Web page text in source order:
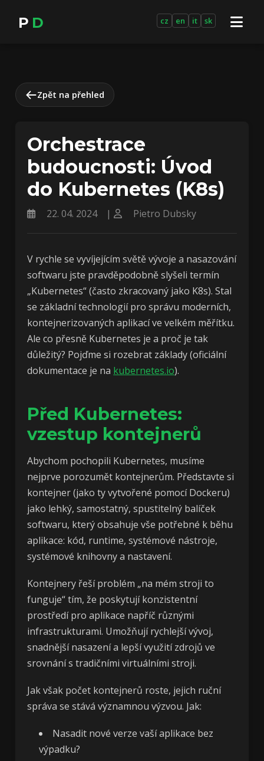
P D cz en it sk
Zpět na přehled
Orchestrace
budoucnosti: Úvod
do Kubernetes (K8s)
22. 04. 2024 | Pietro Dubsky
V rychle se vyvíjejícím světě vývoje a nasazování
softwaru jste pravděpodobně slyšeli termín
„Kubernetes“ (často zkracovaný jako K8s). Stal
se základní technologií pro správu moderních,
kontejnerizovaných aplikací ve velkém měřítku.
Ale co přesně Kubernetes je a proč je tak
důležitý? Pojďme si rozebrat základy (oficiální
dokumentace je na kubernetes.io).
Před Kubernetes:
vzestup kontejnerů
Abychom pochopili Kubernetes, musíme
nejprve porozumět kontejnerům. Představte si
kontejner (jako ty vytvořené pomocí Dockeru)
jako lehký, samostatný, spustitelný balíček
softwaru, který obsahuje vše potřebné k běhu
aplikace: kód, runtime, systémové nástroje,
systémové knihovny a nastavení.
Kontejnery řeší problém „na mém stroji to
funguje“ tím, že poskytují konzistentní
prostředí pro aplikace napříč různými
infrastrukturami. Umožňují rychlejší vývoj,
snadnější nasazení a lepší využití zdrojů ve
srovnání s tradičními virtuálními stroji.
Jak však počet kontejnerů roste, jejich ruční
správa se stává významnou výzvou. Jak:
Nasadit nové verze vaší aplikace bez
výpadku?